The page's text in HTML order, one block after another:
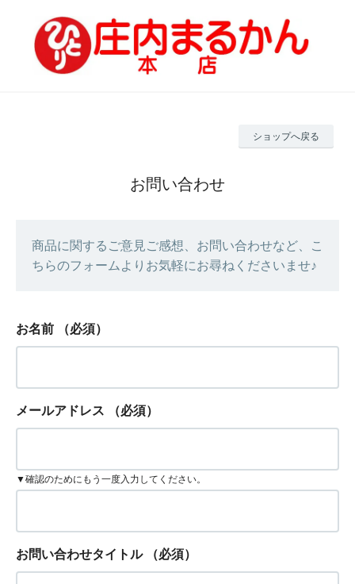
ショップへ戻る
お問い合わせ
商品に関するご意見ご感想、お問い合わせなど、こ
ちらのフォームよりお気軽にお尋ねくださいませ♪
お名前 （必須）
メールアドレス （必須）
▼確認のためにもう一度入力してください。
お問い合わせタイトル （必須）